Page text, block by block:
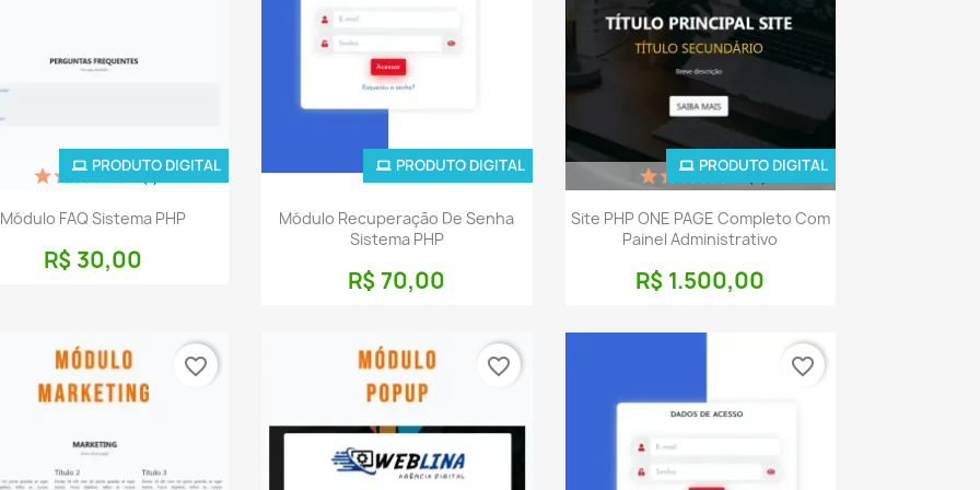
Visualização rápida
Módulo FAQ Sistema PHP
R$ 30,00
(1)
PRODUTO DIGITAL
Visualização rápida
Módulo Recuperação De Senha
Sistema PHP
R$ 70,00
PRODUTO DIGITAL
Visualização rápida
Site PHP ONE PAGE Completo Com
Painel Administrativo
R$ 1.500,00
(4)
PRODUTO DIGITAL
favorite_border favorite_border favorite_border